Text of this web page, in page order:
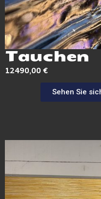
Tauchen
12490,00€
Sehen Sie